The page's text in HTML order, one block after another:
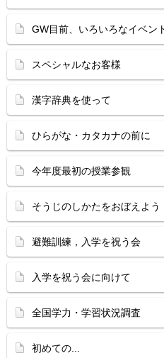
GW目前、いろいろなイベン
スペシャルなお客様
漢字辞典を使って
ひらがな・カタカナの前に
今年度最初の授業参観
そうじのしかたをおぼえよう
避難訓練，入学を祝う会
入学を祝う会に向けて
全国学力・学習状況調査
初めての...